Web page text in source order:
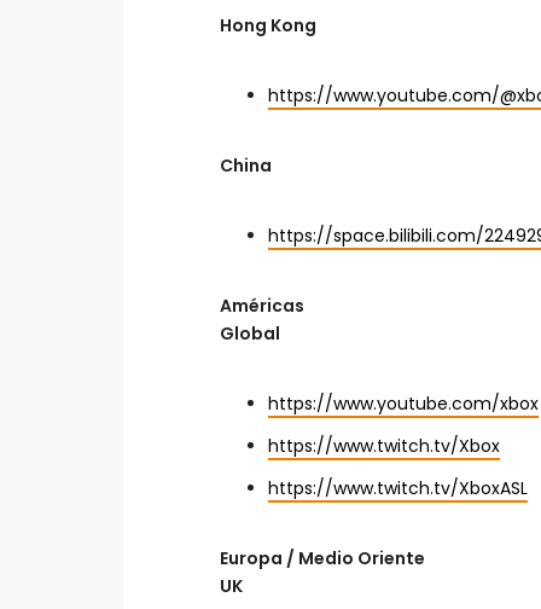
Hong Kong
https://www.youtube.com/
China
https://space.bilibili.com/
Américas
Global
https://www.youtube.com/xbox
https://www.twitch.tv/Xbox
https://www.twitch.tv/XboxASL
Europa / Medio Oriente
UK